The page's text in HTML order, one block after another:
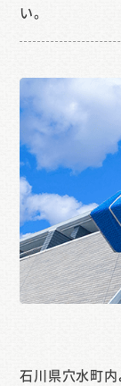
い。
石川県穴水町